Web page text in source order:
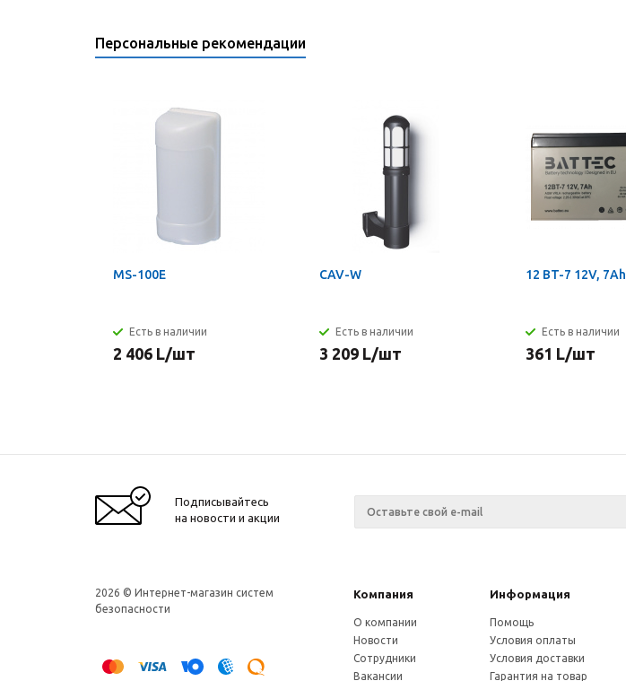
Персональные рекомендации
MS-100E
Есть в наличии
2 406 L/шт
CAV-W
Есть в наличии
3 209 L/шт
12 BT-7 12V, 7Ah
Есть в наличии
361 L/шт
Подписывайтесь
на новости и акции
2026 © Интернет-магазин систем
безопасности
Компания Информация
О компании
Новости
Сотрудники
Вакансии
Помощь
Условия оплаты
Условия доставки
Гарантия на товар